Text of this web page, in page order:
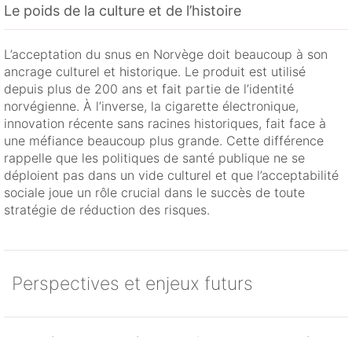
Le poids de la culture et de l’histoire
L’acceptation du snus en Norvège doit beaucoup à son
ancrage culturel et historique. Le produit est utilisé
depuis plus de 200 ans et fait partie de l’identité
norvégienne. À l’inverse, la cigarette électronique,
innovation récente sans racines historiques, fait face à
une méfiance beaucoup plus grande. Cette différence
rappelle que les politiques de santé publique ne se
déploient pas dans un vide culturel et que l’acceptabilité
sociale joue un rôle crucial dans le succès de toute
stratégie de réduction des risques.
Perspectives et enjeux futurs